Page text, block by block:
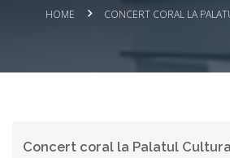
HOME CONCERT CORAL LA
Concert coral la Palatul